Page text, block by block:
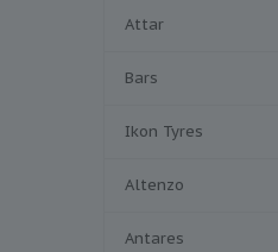
Attar
Bars
Ikon Tyres
Altenzo
Antares